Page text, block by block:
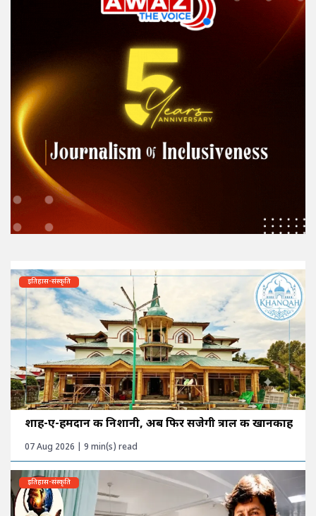
इतिहास-संस्कृति
शाह-ए-हमदान की निशानी, अब फिर सजेगी त्राल की खानकाह
07 Aug 2026 | 9 min(s) read
इतिहास-संस्कृति